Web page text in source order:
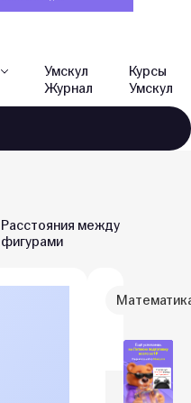
Умскул
Журнал
Курсы
Умскул
Расстояния между
фигурами